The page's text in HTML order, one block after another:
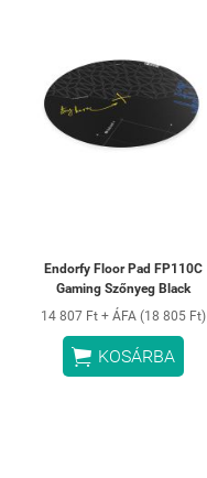
Endorfy Floor Pad FP110C
Gaming Szőnyeg Black
14 807 Ft + ÁFA (18 805 Ft)
 KOSÁRBA